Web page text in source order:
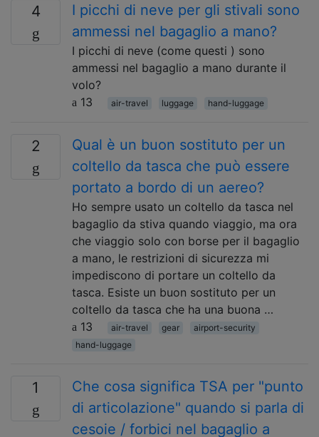
4
I picchi di neve per gli stivali sono
ammessi nel bagaglio a mano?
I picchi di neve (come questi ) sono
ammessi nel bagaglio a mano durante il
volo?
13
air-travel luggage hand-luggage
2
Qual è un buon sostituto per un
coltello da tasca che può essere
portato a bordo di un aereo?
Ho sempre usato un coltello da tasca nel
bagaglio da stiva quando viaggio, ma ora
che viaggio solo con borse per il bagaglio
a mano, le restrizioni di sicurezza mi
impediscono di portare un coltello da
tasca. Esiste un buon sostituto per un
coltello da tasca che ha una buona …
13
air-travel gear
airport-security
hand-luggage
1
Che cosa significa TSA per "punto
di articolazione" quando si parla di
cesoie / forbici nel bagaglio a